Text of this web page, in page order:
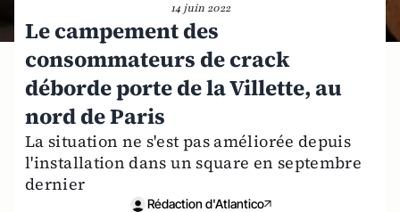
14 juin 2022
Le campement des
consommateurs de crack
déborde porte de la Villette, au
nord de Paris
La situation ne s'est pas améliorée depuis
l'installation dans un square en septembre
dernier
Rédaction d'Atlantico